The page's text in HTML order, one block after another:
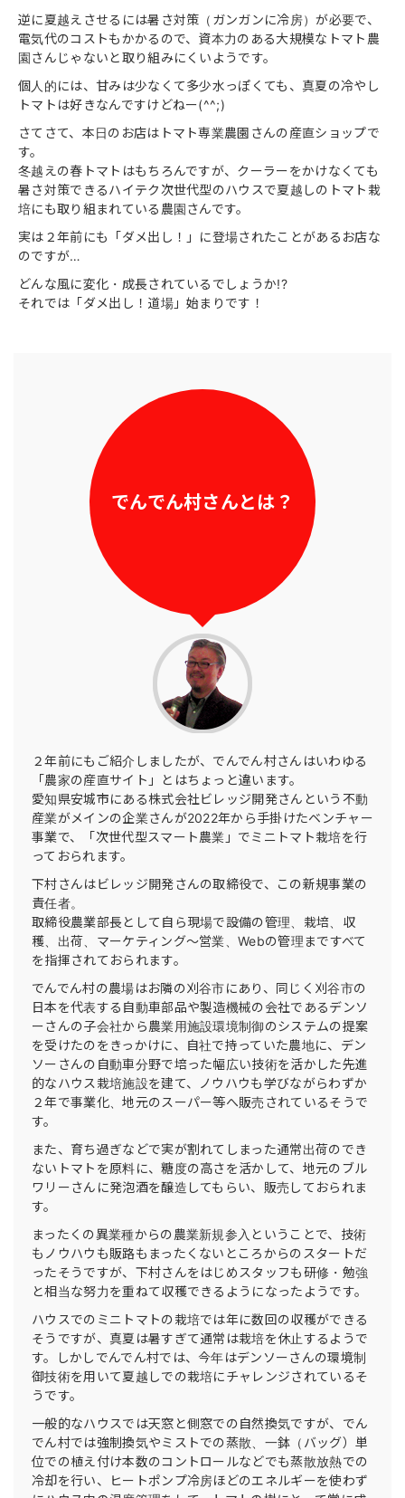
逆に夏越えさせるには暑さ対策（ガンガンに冷房）が必要で、
電気代のコストもかかるので、資本力のある大規模なトマト農
園さんじゃないと取り組みにくいようです。
個人的には、甘みは少なくて多少水っぽくても、真夏の冷やし
トマトは好きなんですけどねー(^^;)
さてさて、本日のお店はトマト専業農園さんの産直ショップで
す。
冬越えの春トマトはもちろんですが、クーラーをかけなくても
暑さ対策できるハイテク次世代型のハウスで夏越しのトマト栽
培にも取り組まれている農園さんです。
実は２年前にも「ダメ出し！」に登場されたことがあるお店な
のですが…
どんな風に変化・成長されているでしょうか!?
それでは「ダメ出し！道場」始まりです！
でんでん村さんとは？
２年前にもご紹介しましたが、でんでん村さんはいわゆる
「農家の産直サイト」とはちょっと違います。
愛知県安城市にある株式会社ビレッジ開発さんという不動
産業がメインの企業さんが2022年から手掛けたベンチャー
事業で、「次世代型スマート農業」でミニトマト栽培を行
っておられます。
下村さんはビレッジ開発さんの取締役で、この新規事業の
責任者。
取締役農業部長として自ら現場で設備の管理、栽培、収
穫、出荷、マーケティング〜営業、Webの管理まですべて
を指揮されておられます。
でんでん村の農場はお隣の刈谷市にあり、同じく刈谷市の
日本を代表する自動車部品や製造機械の会社であるデンソ
ーさんの子会社から農業用施設環境制御のシステムの提案
を受けたのをきっかけに、自社で持っていた農地に、デン
ソーさんの自動車分野で培った幅広い技術を活かした先進
的なハウス栽培施設を建て、ノウハウも学びながらわずか
２年で事業化、地元のスーパー等へ販売されているそうで
す。
また、育ち過ぎなどで実が割れてしまった通常出荷のでき
ないトマトを原料に、糖度の高さを活かして、地元のブル
ワリーさんに発泡酒を醸造してもらい、販売しておられま
す。
まったくの異業種からの農業新規参入ということで、技術
もノウハウも販路もまったくないところからのスタートだ
ったそうですが、下村さんをはじめスタッフも研修・勉強
と相当な努力を重ねて収穫できるようになったようです。
ハウスでのミニトマトの栽培では年に数回の収穫ができる
そうですが、真夏は暑すぎて通常は栽培を休止するようで
す。しかしでんでん村では、今年はデンソーさんの環境制
御技術を用いて夏越しでの栽培にチャレンジされているそ
うです。
一般的なハウスでは天窓と側窓での自然換気ですが、でん
でん村では強制換気やミストでの蒸散、一鉢（バッグ）単
位での植え付け本数のコントロールなどでも蒸散放熱での
冷却を行い、ヒートポンプ冷房ほどのエネルギーを使わず